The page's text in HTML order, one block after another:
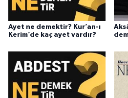
Ayet ne demektir? Kur’an-ı
Kerim’de kaç ayet vardır?
Eskişehir Müftülüğü
Giresun Müftülüğü
Gümüşhane Müftülüğü